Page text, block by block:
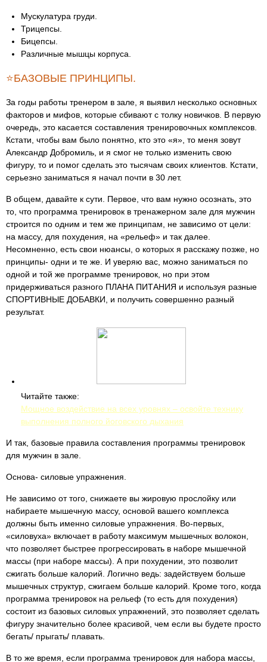
Мускулатура груди.
Трицепсы.
Бицепсы.
Различные мышцы корпуса.
⭐БАЗОВЫЕ ПРИНЦИПЫ.
За годы работы тренером в зале, я выявил несколько основных
факторов и мифов, которые сбивают с толку новичков. В первую
очередь, это касается составления тренировочных комплексов.
Кстати, чтобы вам было понятно, кто это «я», то меня зовут
Александр Добромиль, и я смог не только изменить свою
фигуру, то и помог сделать это тысячам своих клиентов. Кстати,
серьезно заниматься я начал почти в 30 лет.
В общем, давайте к сути. Первое, что вам нужно осознать, это
то, что программа тренировок в тренажерном зале для мужчин
строится по одним и тем же принципам, не зависимо от цели:
на массу, для похудения, на «рельеф» и так далее.
Несомненно, есть свои нюансы, о которых я расскажу позже, но
принципы- одни и те же. И уверяю вас, можно заниматься по
одной и той же программе тренировок, но при этом
придерживаться разного ПЛАНА ПИТАНИЯ и используя разные
СПОРТИВНЫЕ ДОБАВКИ, и получить совершенно разный
результат.
Читайте также:
Мощное воздействие на всех уровнях – освойте технику
выполнения полного йоговского дыхания
И так, базовые правила составления программы тренировок
для мужчин в зале.
Основа- силовые упражнения.
Не зависимо от того, снижаете вы жировую прослойку или
набираете мышечную массу, основой вашего комплекса
должны быть именно силовые упражнения. Во-первых,
«силовуха» включает в работу максимум мышечных волокон,
что позволяет быстрее прогрессировать в наборе мышечной
массы (при наборе массы). А при похудении, это позволит
сжигать больше калорий. Логично ведь: задействуем больше
мышечных структур, сжигаем больше калорий. Кроме того, когда
программа тренировок на рельеф (то есть для похудения)
состоит из базовых силовых упражнений, это позволяет сделать
фигуру значительно более красивой, чем если вы будете просто
бегать/ прыгать/ плавать.
В то же время, если программа тренировок для набора массы,